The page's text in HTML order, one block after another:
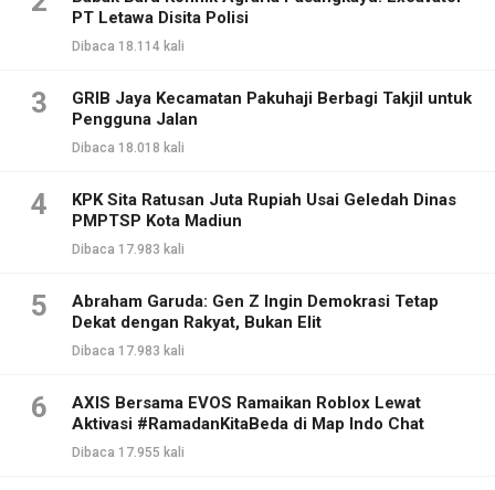
PT Letawa Disita Polisi
Dibaca 18.114 kali
3
GRIB Jaya Kecamatan Pakuhaji Berbagi Takjil untuk
Pengguna Jalan
Dibaca 18.018 kali
4
KPK Sita Ratusan Juta Rupiah Usai Geledah Dinas
PMPTSP Kota Madiun
Dibaca 17.983 kali
5
Abraham Garuda: Gen Z Ingin Demokrasi Tetap
Dekat dengan Rakyat, Bukan Elit
Dibaca 17.983 kali
6
AXIS Bersama EVOS Ramaikan Roblox Lewat
Aktivasi #RamadanKitaBeda di Map Indo Chat
Dibaca 17.955 kali